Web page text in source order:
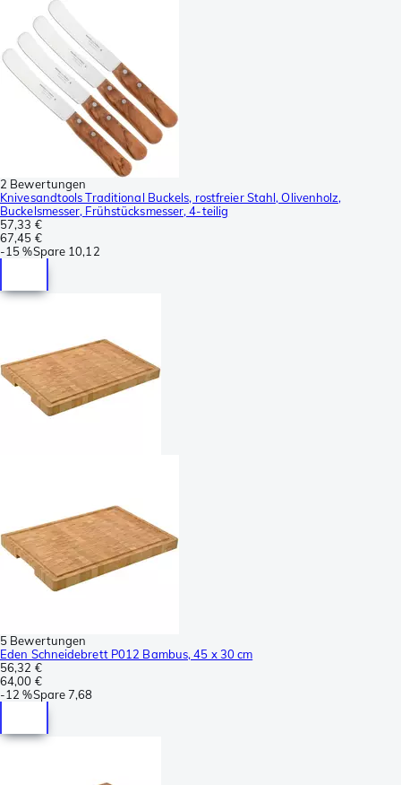
2 Bewertungen
Knivesandtools Traditional Buckels, rostfreier Stahl, Olivenholz,
Buckelsmesser, Frühstücksmesser, 4-teilig
57,33 €
67,45 €
-15 %Spare 10,12
5 Bewertungen
Eden Schneidebrett P012 Bambus, 45 x 30 cm
56,32 €
64,00 €
-12 %Spare7,68